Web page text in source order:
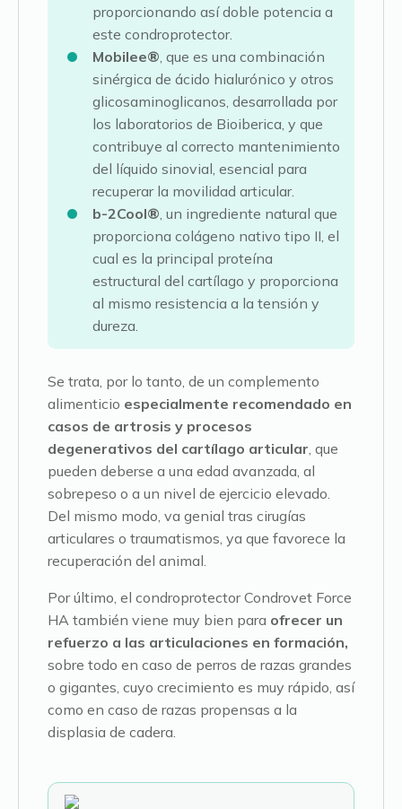
proporcionando así doble potencia a
este condroprotector.
Mobilee® , que es una combinación
sinérgica de ácido hialurónico y otros
glicosaminoglicanos, desarrollada por
los laboratorios de Bioiberica, y que
contribuye al correcto mantenimiento
del líquido sinovial, esencial para
recuperar la movilidad articular.
b-2Cool® , un ingrediente natural que
proporciona colágeno nativo tipo II, el
cual es la principal proteína
estructural del cartílago y proporciona
al mismo resistencia a la tensión y
dureza.
Se trata, por lo tanto, de un complemento
alimenticio especialmente recomendado en
casos de artrosis y procesos
degenerativos del cartílago articular , que
pueden deberse a una edad avanzada, al
sobrepeso o a un nivel de ejercicio elevado.
Del mismo modo, va genial tras cirugías
articulares o traumatismos, ya que favorece la
recuperación del animal.
Por último, el condroprotector Condrovet Force
HA también viene muy bien para ofrecer un
refuerzo a las articulaciones en formación,
sobre todo en caso de perros de razas grandes
o gigantes, cuyo crecimiento es muy rápido, así
como en caso de razas propensas a la
displasia de cadera.